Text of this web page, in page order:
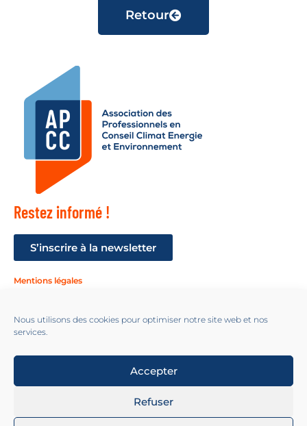
Nous utilisons des cookies pour optimiser notre site web et nos
services.
Accepter
Refuser
Retour
Restez informé !
S’inscrire à la newsletter
Mentions légales
Suivez-nous !
2024 All Rights Reserved© - APCC - https://apc-climat.fr. Design by
Almarena